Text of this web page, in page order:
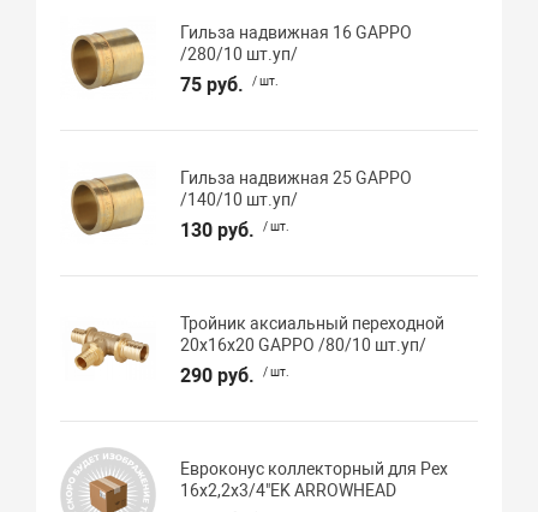
Гильза надвижная 16 GAPPO
/280/10 шт.уп/
75 руб. / шт.
Гильза надвижная 25 GAPPO
/140/10 шт.уп/
130 руб. / шт.
Тройник аксиальный переходной
20х16х20 GAPPO /80/10 шт.уп/
290 руб. / шт.
Евроконус коллекторный для Pex
16х2,2х3/4"EK ARROWHEAD